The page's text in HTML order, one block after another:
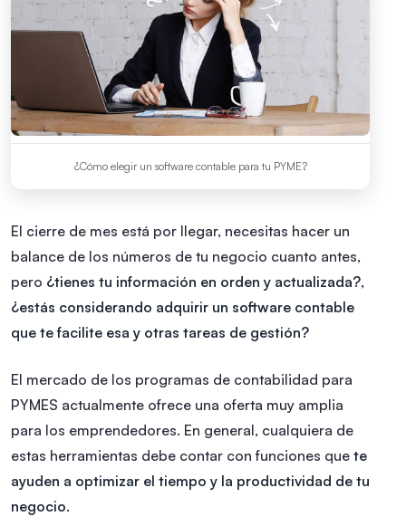
¿Cómo elegir un software contable para tu PYME?
El cierre de mes está por llegar, necesitas hacer un
balance de los números de tu negocio cuanto antes,
pero ¿tienes tu información en orden y actualizada?,
¿estás considerando adquirir un software contable
que te facilite esa y otras tareas de gestión?
El mercado de los programas de contabilidad para
PYMES actualmente ofrece una oferta muy amplia
para los emprendedores. En general, cualquiera de
estas herramientas debe contar con funciones que te
ayuden a optimizar el tiempo y la productividad de tu
negocio.